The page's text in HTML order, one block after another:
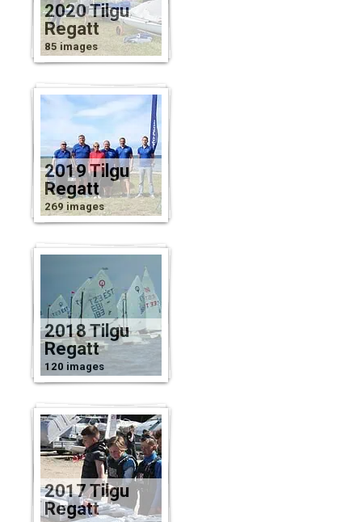
2020 Tilgu
Regatt
85 images
2019 Tilgu
Regatt
269 images
2018 Tilgu
Regatt
120 images
2017 Tilgu
Regatt